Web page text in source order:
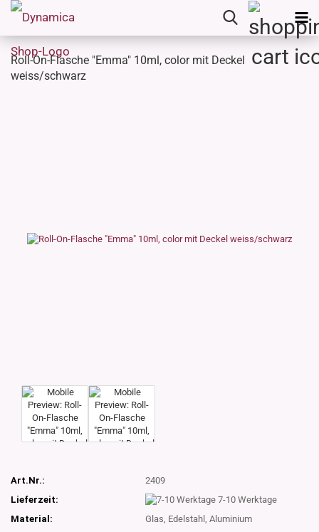
Roll-On-Flasche "Emma" 10ml, color mit Deckel
weiss/schwarz
Art.Nr.:
2409
Lieferzeit:
7-10 Werktage
Material:
Glas, Edelstahl, Aluminium